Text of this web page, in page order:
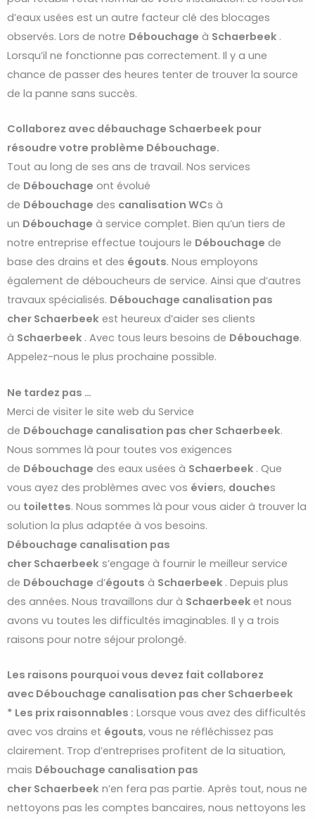
d’eaux usées est un autre facteur clé des blocages
observés. Lors de notre Débouchage à Schaerbeek .
Lorsqu’il ne fonctionne pas correctement. Il y a une
chance de passer des heures tenter de trouver la source
de la panne sans succès.
Collaborez avec débauchage Schaerbeek pour
résoudre votre problème Débouchage.
Tout au long de ses ans de travail. Nos services
de Débouchage ont évolué
de Débouchage des canalisation WCs à
un Débouchage à service complet. Bien qu’un tiers de
notre entreprise effectue toujours le Débouchage de
base des drains et des égouts. Nous employons
également de déboucheurs de service. Ainsi que d’autres
travaux spécialisés. Débouchage canalisation pas
cher Schaerbeek est heureux d’aider ses clients
à Schaerbeek . Avec tous leurs besoins de Débouchage.
Appelez-nous le plus prochaine possible.
Ne tardez pas …
Merci de visiter le site web du Service
de Débouchage canalisation pas cher Schaerbeek.
Nous sommes là pour toutes vos exigences
de Débouchage des eaux usées à Schaerbeek . Que
vous ayez des problèmes avec vos éviers, douches
ou toilettes. Nous sommes là pour vous aider à trouver la
solution la plus adaptée à vos besoins.
Débouchage canalisation pas
cher Schaerbeek s’engage à fournir le meilleur service
de Débouchage d’égouts à Schaerbeek . Depuis plus
des années. Nous travaillons dur à Schaerbeek et nous
avons vu toutes les difficultés imaginables. Il y a trois
raisons pour notre séjour prolongé.
Les raisons pourquoi vous devez fait collaborez
avec Débouchage canalisation pas cher Schaerbeek
* Les prix raisonnables : Lorsque vous avez des difficultés
avec vos drains et égouts, vous ne réfléchissez pas
clairement. Trop d’entreprises profitent de la situation,
mais Débouchage canalisation pas
cher Schaerbeek n’en fera pas partie. Après tout, nous ne
nettoyons pas les comptes bancaires, nous nettoyons les